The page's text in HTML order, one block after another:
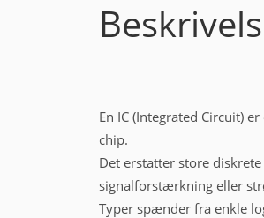
En IC (Integrated Circuit)
chip.
Det erstatter store
signalforstærkning eller
Typer spænder fra enkle